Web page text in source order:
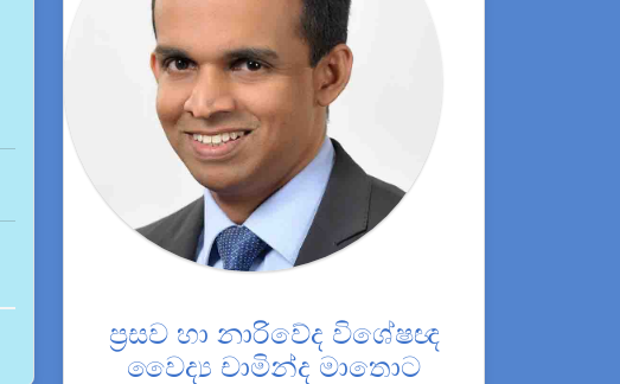
ප්‍රසව හා නාරිවේද විශේෂඥ
වෛද්‍ය චාමින්ද මාතොට